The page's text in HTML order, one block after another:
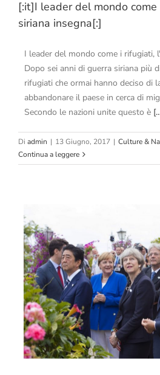
[:it]I leader del mondo come
siriana insegna[:]
I leader del mondo come i rifugiati,
Dopo sei anni di guerra siriana più
rifugiati che ormai hanno deciso di
abbandonare il paese in cerca di
Secondo le nazioni unite questo è
Di admin | 13 Giugno, 2017 | Culture &
Continua a leggere